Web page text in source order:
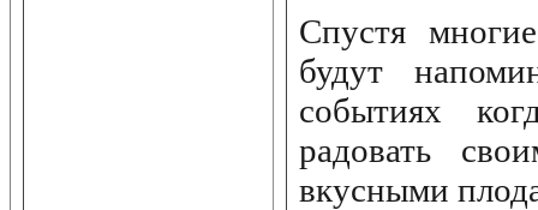
Спустя
будут
событиях
радовать
вкусными